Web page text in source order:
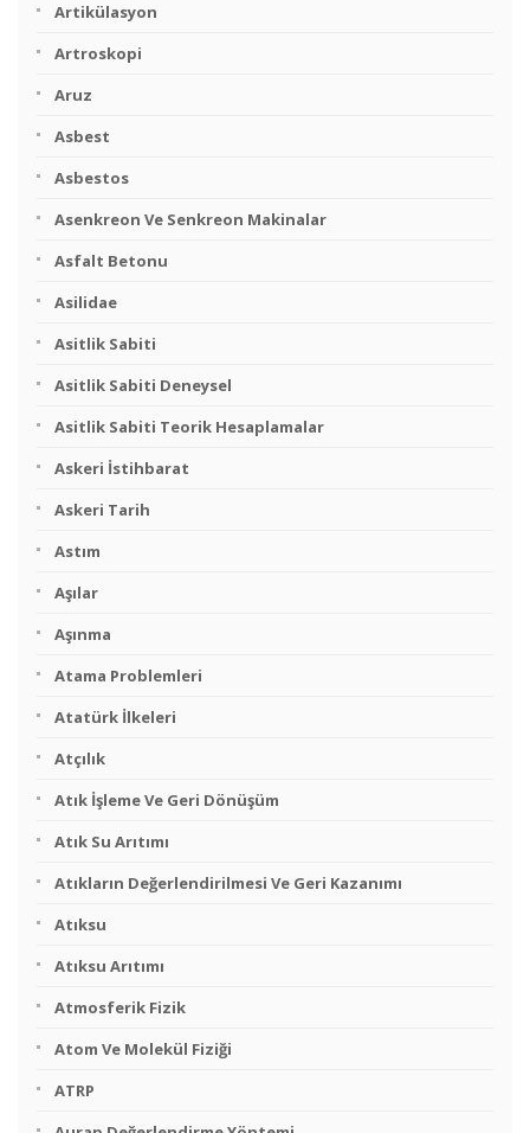
Artikülasyon
Artroskopi
Aruz
Asbest
Asbestos
Asenkreon Ve Senkreon Makinalar
Asfalt Betonu
Asilidae
Asitlik Sabiti
Asitlik Sabiti Deneysel
Asitlik Sabiti Teorik Hesaplamalar
Askeri İstihbarat
Askeri Tarih
Astım
Aşılar
Aşınma
Atama Problemleri
Atatürk İlkeleri
Atçılık
Atık İşleme Ve Geri Dönüşüm
Atık Su Arıtımı
Atıkların Değerlendirilmesi Ve Geri Kazanımı
Atıksu
Atıksu Arıtımı
Atmosferik Fizik
Atom Ve Molekül Fiziği
ATRP